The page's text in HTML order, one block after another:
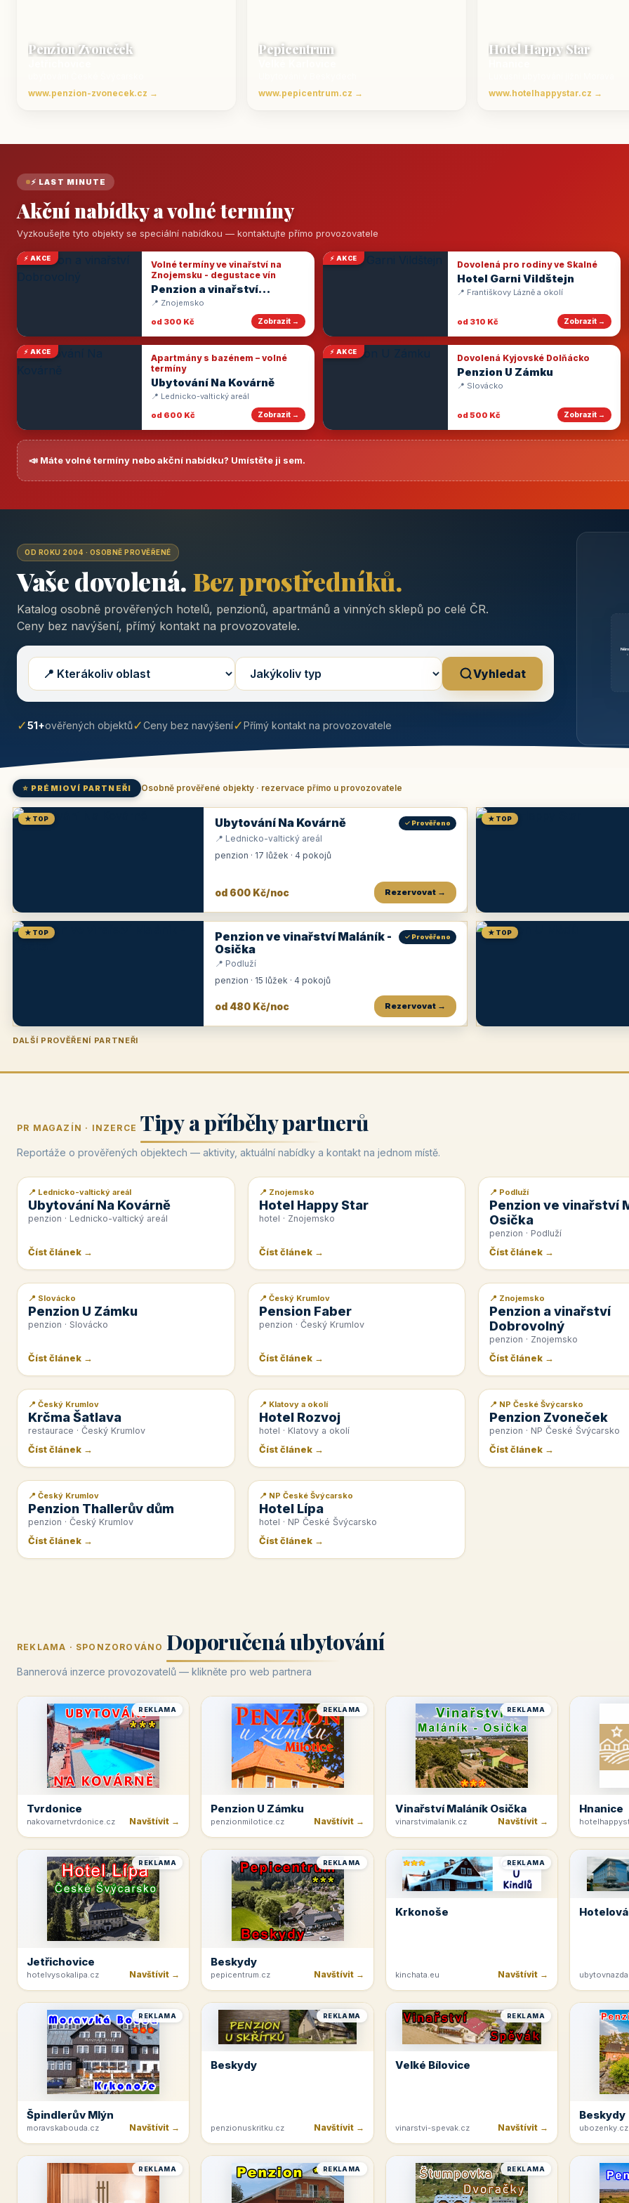
Penzion Zvoneček
www.penzion-zvonecek.cz →
Pepicentrum
www.pepicentrum.cz →
Hotel Happy Star
www.hotelhappystar.cz →
⚡ LAST MINUTE
Akční nabídky a volné termíny
Vyzkoušejte tyto objekty se speciální nabídkou — kontaktujte přímo provozovatele
⚡ AKCE
Volné termíny ve vinařství na
Znojemsku - degustace vín
Penzion a vinařství
Dobrovolný
📍 Znojemsko
od 300 Kč
Zobrazit →
⚡ AKCE
Dovolená pro rodiny ve Skalné
Hotel Garni Vildštejn
📍 Františkovy Lázně a okolí
od 310 Kč Zobrazit →
⚡ AKCE
Apartmány s bazénem – volné
termíny
Ubytování Na Kovárně
📍 Lednicko-valtický areál
od 600 Kč
Zobrazit →
⚡ AKCE
Dovolená Kyjovské Dolňácko
Penzion U Zámku
📍 Slovácko
od 500 Kč Zobrazit →
📣 Máte volné termíny nebo akční nabídku? Umístěte ji sem.
OD ROKU 2004 · OSOBNĚ PROVĚŘENÉ
Vaše dovolená. Bez prostředníků.
Katalog osobně prověřených hotelů, penzionů, apartmánů a vinných sklepů po celé ČR.
Ceny bez navýšení, přímý kontakt na provozovatele.
Vyhledat
✓51+ověřených objektů✓Ceny bez navýšení✓Přímý kontakt na provozovatele
⭐ PRÉMIOVÍ PARTNEŘI Osobně prověřené objekty · rezervace přímo u provozovatele
★ TOP Ubytování Na Kovárně ✓ Prověřeno
📍 Lednicko-valtický areál
penzion · 17 lůžek · 4 pokojů
od 600 Kč/noc Rezervovat →
★ TOP
★ TOP
Penzion ve vinařství Maláník -
Osička
✓ Prověřeno
📍 Podluží
penzion · 15 lůžek · 4 pokojů
od 480 Kč/noc Rezervovat →
★ TOP
DALŠÍ PROVĚŘENÍ PARTNEŘI
Penzion U Zámku Pension Faber
PR MAGAZÍN · INZERCE Tipy a příběhy partnerů
Reportáže o prověřených objektech — aktivity, aktuální nabídky a kontakt na jednom místě.
📰 PR článek
📍 Lednicko-valtický areál
Ubytování Na Kovárně
penzion · Lednicko-valtický areál
Číst článek →
📰 PR článek
📍 Znojemsko
Hotel Happy Star
hotel · Znojemsko
Číst článek →
📰 PR článek
📍 Podluží
Penzion ve vinařství
Osička
penzion · Podluží
Číst článek →
📰 PR článek
📍 Slovácko
Penzion U Zámku
penzion · Slovácko
Číst článek →
📰 PR článek
📍 Český Krumlov
Pension Faber
penzion · Český Krumlov
Číst článek →
📰 PR článek
📍 Znojemsko
Penzion a vinařství
Dobrovolný
penzion · Znojemsko
Číst článek →
📰 PR článek
📍 Český Krumlov
Krčma Šatlava
restaurace · Český Krumlov
Číst článek →
📰 PR článek
📍 Klatovy a okolí
Hotel Rozvoj
hotel · Klatovy a okolí
Číst článek →
📰 PR článek
📍 NP České Švýcarsko
Penzion Zvoneček
penzion · NP České Švýcarsko
Číst článek →
📰 PR článek
📍 Český Krumlov
Penzion Thallerův dům
penzion · Český Krumlov
Číst článek →
📰 PR článek
📍 NP České Švýcarsko
Hotel Lípa
hotel · NP České Švýcarsko
Číst článek →
REKLAMA · SPONZOROVÁNO Doporučená ubytování
Bannerová inzerce provozovatelů — klikněte pro web partnera
REKLAMA
Tvrdonice
nakovarnetvrdonice.cz Navštívit →
REKLAMA
Penzion U Zámku
penzionmilotice.cz Navštívit →
REKLAMA
Vinařství Maláník Osička
vinarstvimalanik.cz Navštívit →
Hnanice
REKLAMA
Jetřichovice
hotelvysokalipa.cz Navštívit →
REKLAMA
Beskydy
pepicentrum.cz Navštívit →
REKLAMA
Krkonoše
kinchata.eu Navštívit →
REKLAMA
Špindlerův Mlýn
moravskabouda.cz Navštívit →
REKLAMA
Beskydy
penzionuskritku.cz Navštívit →
REKLAMA
Velké Bílovice
vinarstvi-spevak.cz Navštívit →
Beskydy
ubozenky.cz
REKLAMA REKLAMA REKLAMA